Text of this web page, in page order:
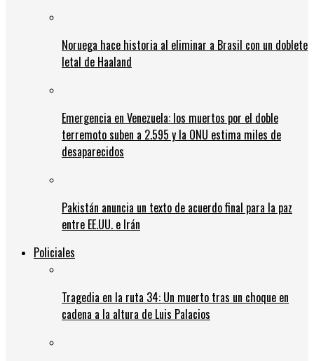
Noruega hace historia al eliminar a Brasil con un doblete
letal de Haaland
Emergencia en Venezuela: los muertos por el doble
terremoto suben a 2.595 y la ONU estima miles de
desaparecidos
Pakistán anuncia un texto de acuerdo final para la paz
entre EE.UU. e Irán
Policiales
Tragedia en la ruta 34: Un muerto tras un choque en
cadena a la altura de Luis Palacios